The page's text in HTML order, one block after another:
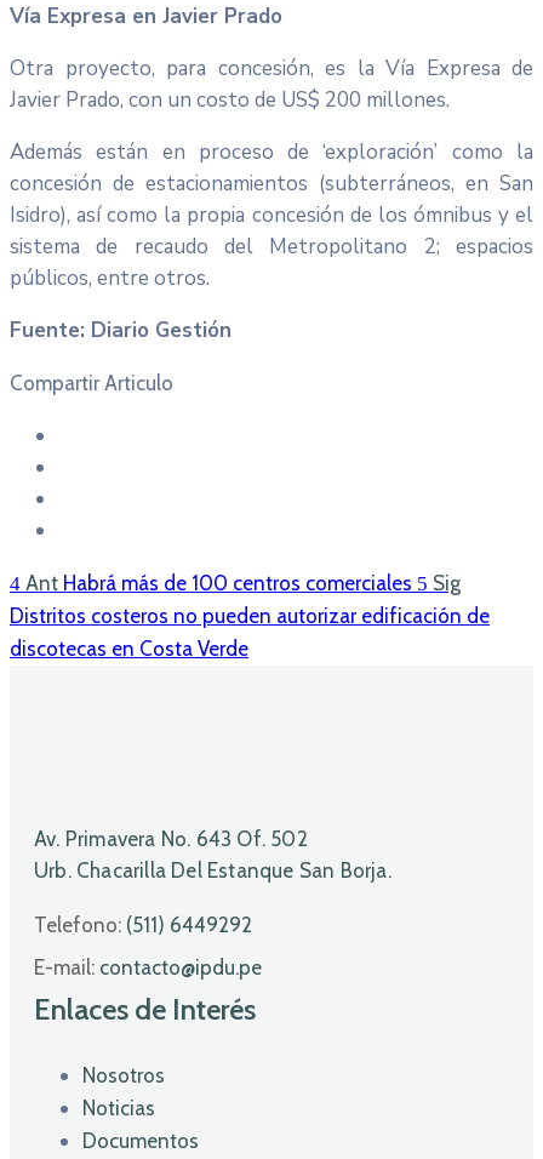
Vía Expresa en Javier Prado
Otra proyecto, para concesión, es la Vía Expresa de
Javier Prado, con un costo de US$ 200 millones.
Además están en proceso de ‘exploración’ como la
concesión de estacionamientos (subterráneos, en San
Isidro), así como la propia concesión de los ómnibus y el
sistema de recaudo del Metropolitano 2; espacios
públicos, entre otros.
Fuente: Diario Gestión
Compartir Articulo
Ant Habrá más de 100 centros comerciales
Sig
Distritos costeros no pueden autorizar edificación de
discotecas en Costa Verde
Av. Primavera No. 643 Of. 502
Urb. Chacarilla Del Estanque San Borja.
Telefono: (511) 6449292
E-mail: contacto@ipdu.pe
Enlaces de Interés
Nosotros
Noticias
Documentos